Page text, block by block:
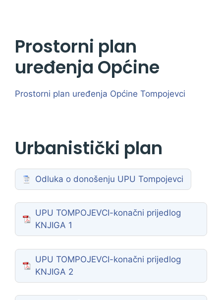
Prostorni plan
uređenja Općine
Prostorni plan uređenja Općine Tompojevci
Urbanistički plan
Odluka o donošenju UPU Tompojevci
UPU TOMPOJEVCI-konačni prijedlog
KNJIGA 1
UPU TOMPOJEVCI-konačni prijedlog
KNJIGA 2